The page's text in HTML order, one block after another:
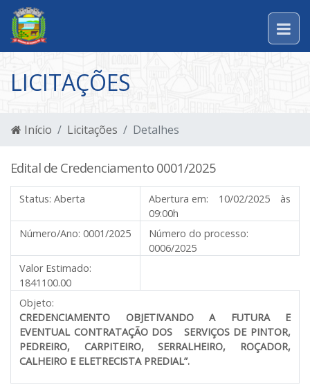
LICITAÇÕES
Início Licitações Detalhes
Edital de Credenciamento 0001/2025
Status: Aberta Abertura em: 10/02/2025 às
09:00h
Número/Ano: 0001/2025
Número do processo:
0006/2025
Valor Estimado:
1841100.00
Objeto:
CREDENCIAMENTO OBJETIVANDO A FUTURA E
EVENTUAL CONTRATAÇÃO DOS SERVIÇOS DE PINTOR,
PEDREIRO, CARPITEIRO, SERRALHEIRO, ROÇADOR,
CALHEIRO E ELETRECISTA PREDIAL”.